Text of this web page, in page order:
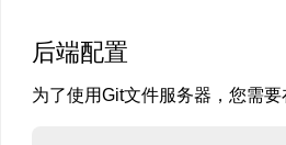
后端配置
为了使用Git文件服务器，您需